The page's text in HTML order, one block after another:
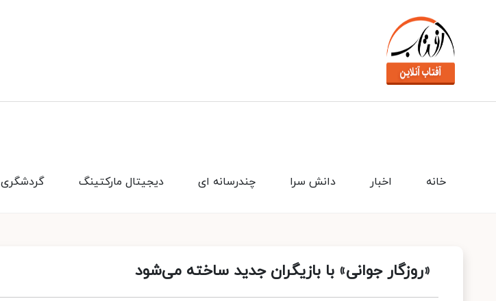
گردشگری دیجیتال مارکتینگ چندرسانه ای دانش سرا اخبار خانه
«روزگار جوانی» با بازیگران جدید ساخته می‌شود